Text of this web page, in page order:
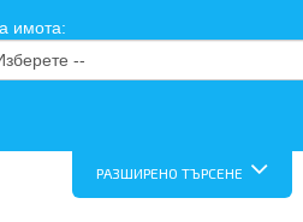
имота:
РАЗШИРЕНО ТЪРСЕНЕ